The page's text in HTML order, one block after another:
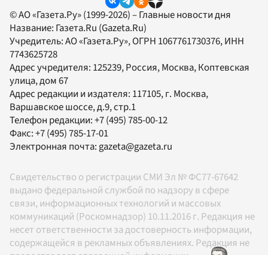
© АО «Газета.Ру» (1999-2026) – Главные новости дня
Название: Газета.Ru (Gazeta.Ru)
Учредитель:АО «Газета.Ру», ОГРН 1067761730376, ИНН
7743625728
Адрес учредителя: 125239, Россия, Москва, Коптевская
улица, дом 67
Адрес редакции и издателя: 117105, г. Москва,
Варшавское шоссе, д.9, стр.1
Телефон редакции:+7 (495) 785-00-12
Факс:+7 (495) 785-17-01
Электронная почта:gazeta@gazeta.ru
Свидетельство о регистрации СМИ Эл № ФС77-67642
выдано федеральной службой по надзору в сфере
связи, информационных технологий и массовых
коммуникаций (Роскомнадзор) 10.11.2016 г. Редакция не
несет ответственности за достоверность информации,
содержащейся в рекламных объявлениях. Редакция не